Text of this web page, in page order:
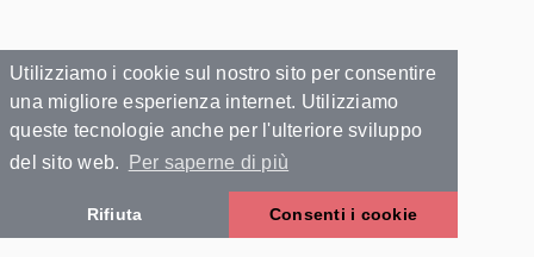
Utilizziamo i cookie sul nostro sito per consentire
una migliore esperienza internet. Utilizziamo
queste tecnologie anche per l'ulteriore sviluppo
del sito web.
Per saperne di più
Rifiuta Consenti i cookie